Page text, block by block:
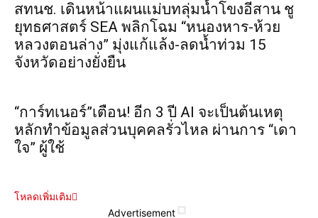
สทนช. เดินหน้าแผนแม่บทลุ่มน้ำโขงอีสาน ชู
ยุทธศาสตร์ SEA พลิกโฉม “หนองหาร-ห้วย
หลวงตอนล่าง” มุ่งแก้แล้ง-ลดน้ำท่วม 15
จังหวัดอย่างยั่งยืน
“การ์ทเนอร์”เตือน! อีก 3 ปี AI จะเป็นต้นเหตุ
หลักทำข้อมูลส่วนบุคคลรั่วไหล ผ่านการ “เดา
ใจ” ผู้ใช้
โหลดเพิ่มเติม
Advertisement